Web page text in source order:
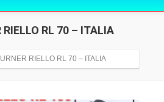
RIELLO RL 70 – ITALIA
RIELLO RL 70 – ITALIA